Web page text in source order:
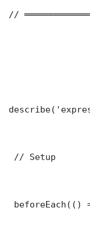
//
// Setup
beforeEach(()